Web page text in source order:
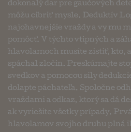
dokonalý dar pre gaučových
môžu cibriť mysle. Deduktív
najohavnejšie vraždy a vy mu
pomôcť. V týchto vtipných a
hlavolamoch musíte zistiť, kto,
spáchal zločin. Preskúmajte
svedkov a pomocou sily
dolapte páchateľa. Spoločne
vraždami a odkaz, ktorý sa dá
ak vyriešite všetky prípady.
hlavolamov svojho druhu plná